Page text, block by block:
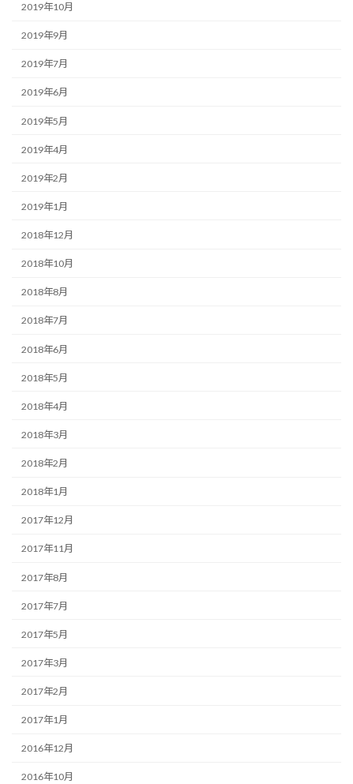
2019年10月
2019年9月
2019年7月
2019年6月
2019年5月
2019年4月
2019年2月
2019年1月
2018年12月
2018年10月
2018年8月
2018年7月
2018年6月
2018年5月
2018年4月
2018年3月
2018年2月
2018年1月
2017年12月
2017年11月
2017年8月
2017年7月
2017年5月
2017年3月
2017年2月
2017年1月
2016年12月
2016年10月